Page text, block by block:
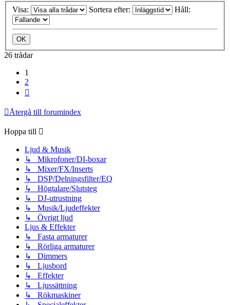
Visa: Sortera efter: Håll:
26 trådar
1
2
Återgå till forumindex
Hoppa till
Ljud & Musik
↳ Mikrofoner/DI-boxar
↳ Mixer/FX/Inserts
↳ DSP/Delningsfilter/EQ
↳ Högtalare/Slutsteg
↳ DJ-utrustning
↳ Musik/Ljudeffekter
↳ Övrigt ljud
Ljus & Effekter
↳ Fasta armaturer
↳ Rörliga armaturer
↳ Dimmers
↳ Ljusbord
↳ Effekter
↳ Ljussättning
↳ Rökmaskiner